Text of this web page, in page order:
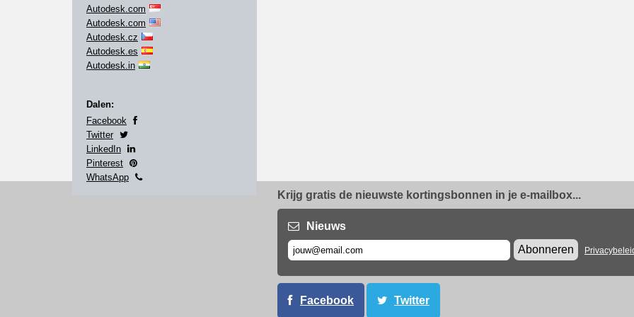
Autodesk.com
Autodesk.com
Autodesk.cz
Autodesk.es
Autodesk.in
Dalen:
Facebook
Twitter
LinkedIn
Pinterest
WhatsApp
Krijg gratis de nieuwste kortingsbonnen in je e-mailbox...
Nieuws
Abonneren
Facebook Twitter